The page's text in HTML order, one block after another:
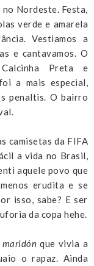
no Nordeste. Festa,
verde e amarela
Vestiamos a
e cantavamos. O
Preta e
a mais especial,
penaltis. O bairro
camisetas da FIFA
a vida no Brasil,
aquele povo que
erudita e se
isso, sabe? E ser
da copa hehe.
maridón que vivia a
o rapaz. Ainda